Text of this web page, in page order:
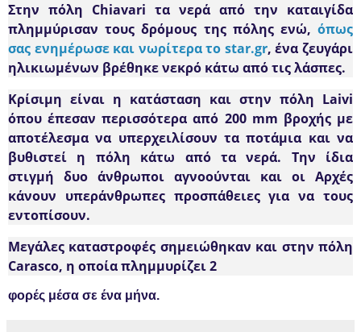
Στην πόλη Chiavari τα νερά από την καταιγίδα
πλημμύρισαν τους δρόμους της πόλης ενώ, όπως
σας ενημέρωσε και νωρίτερα το star.gr, ένα ζευγάρι
ηλικιωμένων βρέθηκε νεκρό κάτω από τις λάσπες.
Κρίσιμη είναι η κατάσταση και στην πόλη Laivi
όπου έπεσαν περισσότερα από 200 mm βροχής με
αποτέλεσμα να υπερχειλίσουν τα ποτάμια και να
βυθιστεί η πόλη κάτω από τα νερά. Την ίδια
στιγμή δυο άνθρωποι αγνοούνται και οι Αρχές
κάνουν υπεράνθρωπες προσπάθειες για να τους
εντοπίσουν.
Μεγάλες καταστροφές σημειώθηκαν και στην πόλη
Carasco, η οποία πλημμυρίζει 2
φορές μέσα σε ένα μήνα.